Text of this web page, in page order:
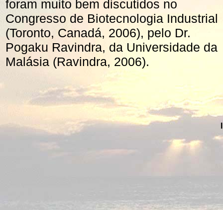
foram muito bem discutidos no
Congresso de Biotecnologia Industrial
(Toronto, Canadá, 2006), pelo Dr.
Pogaku Ravindra, da Universidade da
Malásia (Ravindra, 2006).